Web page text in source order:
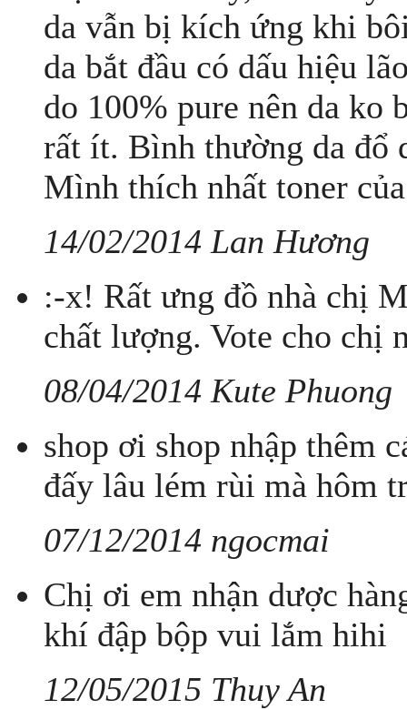
da vẫn bị kích ứng khi
da bắt đầu có dấu hiệu
do 100% pure nên da ko
rất ít. Bình thường da đổ
Mình thích nhất toner
14/02/2014 Lan Hương
:-x! Rất ưng đồ nhà chị
chất lượng. Vote cho chị
08/04/2014 Kute Phuong
shop ơi shop nhập thêm
đấy lâu lém rùi mà hôm
07/12/2014 ngocmai
Chị ơi em nhận dược
khí đập bộp vui lắm hihi
12/05/2015 Thuy An